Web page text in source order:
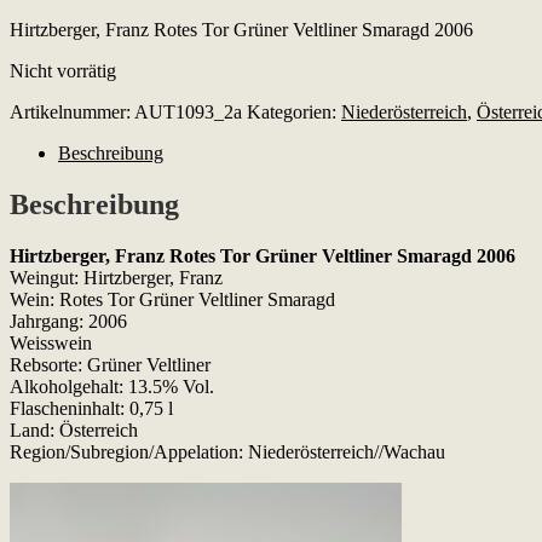
Hirtzberger, Franz Rotes Tor Grüner Veltliner Smaragd 2006
Nicht vorrätig
Artikelnummer: AUT1093_2a Kategorien: Niederösterreich,
Beschreibung
Beschreibung
Hirtzberger, Franz Rotes Tor Grüner Veltliner Smaragd 2006
Weingut: Hirtzberger, Franz
Wein: Rotes Tor Grüner Veltliner Smaragd
Jahrgang: 2006
Weisswein
Rebsorte: Grüner Veltliner
Alkoholgehalt: 13.5% Vol.
Flascheninhalt: 0,75 l
Land: Österreich
Region/Subregion/Appelation: Niederösterreich//Wachau